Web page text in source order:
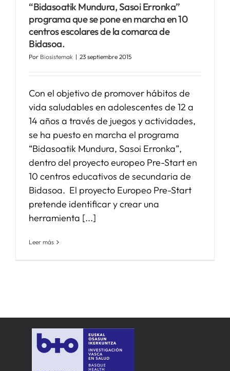
“Bidasoatik Mundura, Sasoi Erronka”
programa que se pone en marcha en 10
centros escolares de la comarca de
Bidasoa.
Por Biosistemak | 23 septiembre 2015
Con el objetivo de promover hábitos de
vida saludables en adolescentes de 12 a
14 años a través de juegos y actividades,
se ha puesto en marcha el programa
“Bidasoatik Mundura, Sasoi Erronka”,
dentro del proyecto europeo Pre-Start en
10 centros educativos de secundaria de
Bidasoa. El proyecto Europeo Pre-Start
pretende identificar y crear una
herramienta [...]
Leer más